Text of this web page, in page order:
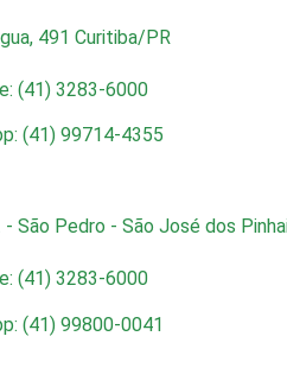
491 Curitiba/PR
(41) 3283-6000
(41) 99714-4355
- São Pedro - São José dos
(41) 3283-6000
(41) 99800-0041